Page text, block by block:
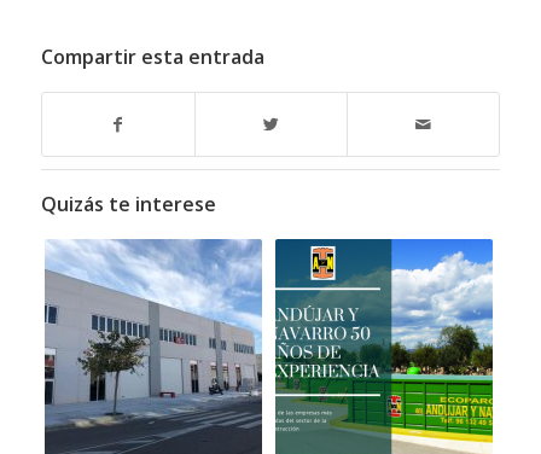
Compartir esta entrada
Quizás te interese